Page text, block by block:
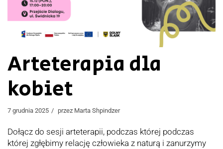
Arteterapia dla
kobiet
7 grudnia 2025 przez Marta Shpindzer
Dołącz do sesji arteterapii, podczas której podczas
której zgłębimy relację człowieka z naturą i zanurzymy